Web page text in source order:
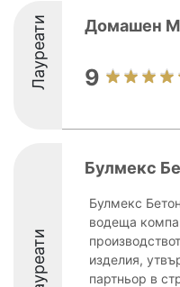
Лауреати Домашен
9
Лауреати
Булмекс
Булмекс
водеща
изделия,
партньор в